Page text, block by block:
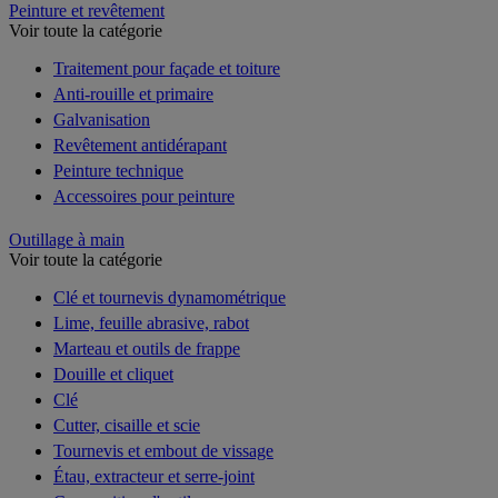
Peinture et revêtement
Voir toute la catégorie
Traitement pour façade et toiture
Anti-rouille et primaire
Galvanisation
Revêtement antidérapant
Peinture technique
Accessoires pour peinture
Outillage à main
Voir toute la catégorie
Clé et tournevis dynamométrique
Lime, feuille abrasive, rabot
Marteau et outils de frappe
Douille et cliquet
Clé
Cutter, cisaille et scie
Tournevis et embout de vissage
Étau, extracteur et serre-joint